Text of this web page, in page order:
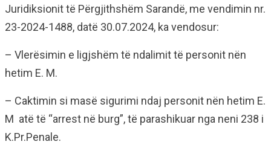
Juridiksionit të Përgjithshëm Sarandë, me vendimin nr.
23-2024-1488, datë 30.07.2024, ka vendosur:
– Vlerësimin e ligjshëm të ndalimit të personit nën
hetim E. M.
– Caktimin si masë sigurimi ndaj personit nën hetim E.
M atë të “arrest në burg”, të parashikuar nga neni 238 i
K.Pr.Penale.